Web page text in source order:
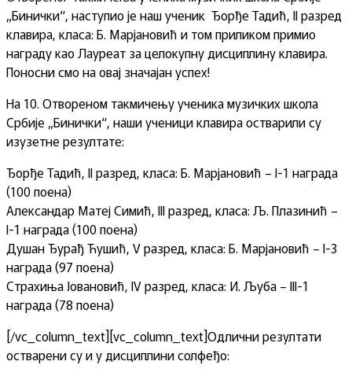
„Бинички“, наступио је наш ученик Ђорђе Тадић, II разред
клавира, класа: Б. Марјановић и том приликом примио
награду као Лауреат за целокупну дисциплину клавира.
Поносни смо на овај значајан успех!
На 10. Отвореном такмичењу ученика музичких школа
Србије „Бинички“, наши ученици клавира остварили су
изузетне резултате:
Ђорђе Тадић, II разред, класа: Б. Марјановић – I-1 награда
(100 поена)
Александар Матеј Симић, III разред, класа: Љ. Плазинић –
I-1 награда (100 поена)
Душан Ђурађ Ћушић, V разред, класа: Б. Марјановић – I-3
награда (97 поена)
Страхиња Јовановић, IV разред, класа: И. Љуба – III-1
награда (78 поена)
[/vc_column_text][vc_column_text]Одлични резултати
остварени су и у дисциплини солфеђо: